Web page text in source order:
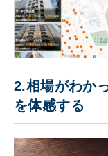
2.相場がわか
を体感する